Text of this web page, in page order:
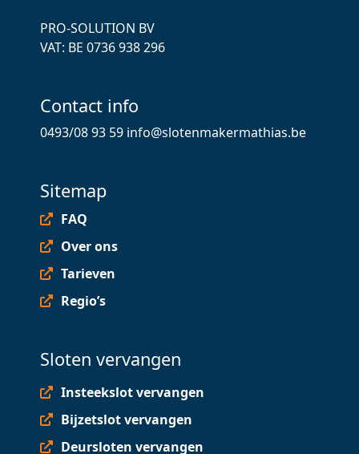
PRO-SOLUTION BV
VAT: ВЕ 0736 938 296
Contact info
0493/08 93 59 info@slotenmakermathias.be
Sitemap
FAQ
Over ons
Tarieven
Regio’s
Sloten vervangen
Insteekslot vervangen
Bijzetslot vervangen
Deursloten vervangen